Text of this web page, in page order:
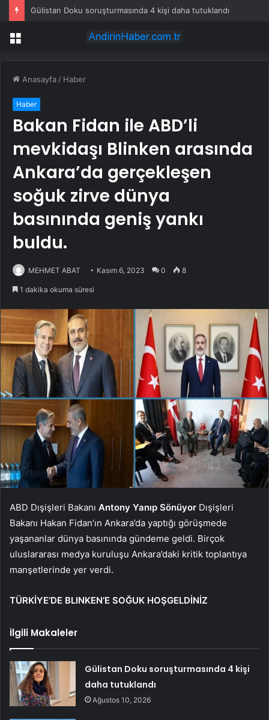
Menü
Anasayfa / Haber
Haber
Bakan Fidan ile ABD’li
mevkidaşı Blinken arasında
Ankara’da gerçekleşen
soğuk zirve dünya
basınında geniş yankı
buldu.
MEHMET ABAT Kasım 6, 2023 0 8
1 dakika okuma süresi
ABD Dışişleri Bakanı Antony Yanıp Sönüyor Dışişleri
Bakanı Hakan Fidan’ın Ankara’da yaptığı görüşmede
yaşananlar dünya basınında gündeme geldi. Birçok
uluslararası medya kuruluşu Ankara’daki kritik toplantıya
manşetlerinde yer verdi.
TÜRKİYE’DE BLINKEN’E SOĞUK HOŞGELDİNİZ
İlgili Makaleler
Gülistan Doku soruşturmasında 4 kişi
daha tutuklandı
Ağustos 10, 2026